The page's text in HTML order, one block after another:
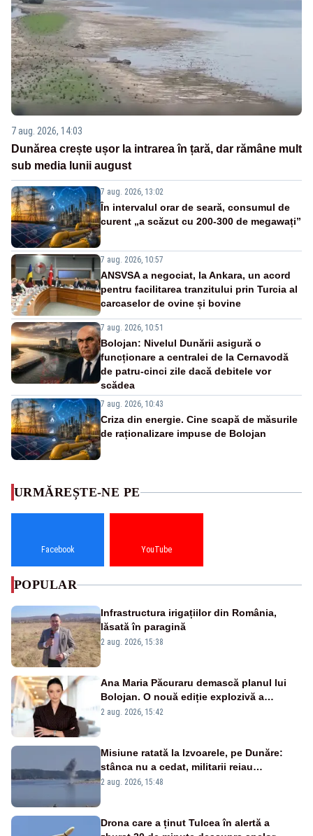
7 aug. 2026, 14:03
Dunărea crește ușor la intrarea în țară, dar rămâne mult
sub media lunii august
7 aug. 2026, 13:02
În intervalul orar de seară, consumul de
curent „a scăzut cu 200-300 de megawați”
7 aug. 2026, 10:57
ANSVSA a negociat, la Ankara, un acord
pentru facilitarea tranzitului prin Turcia al
carcaselor de ovine și bovine
7 aug. 2026, 10:51
Bolojan: Nivelul Dunării asigură o
funcționare a centralei de la Cernavodă
de patru-cinci zile dacă debitele vor
scădea
7 aug. 2026, 10:43
Criza din energie. Cine scapă de măsurile
de raționalizare impuse de Bolojan
URMĂREȘTE-NE PE
Facebook YouTube
POPULAR
Infrastructura irigațiilor din România,
lăsată în paragină
2 aug. 2026, 15:38
Ana Maria Păcuraru demască planul lui
Bolojan. O nouă ediție explozivă a
emisiunii „Miza Zilei” la Realitatea PLUS
2 aug. 2026, 15:42
Misiune ratată la Izvoarele, pe Dunăre:
stânca nu a cedat, militarii reiau
detonările luni – VIDEO
2 aug. 2026, 15:48
Drona care a ținut Tulcea în alertă a